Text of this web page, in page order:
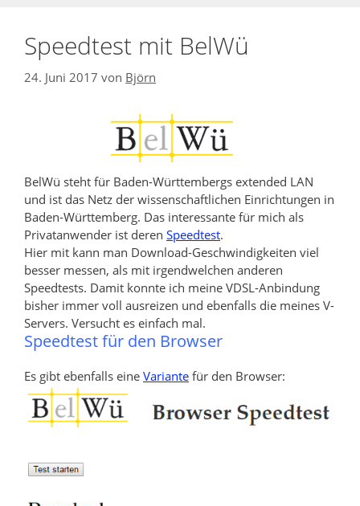
Speedtest mit BelWü
24. Juni 2017 von Björn
BelWü steht für Baden-Württembergs extended LAN
und ist das Netz der wissenschaftlichen Einrichtungen in
Baden-Württemberg. Das interessante für mich als
Privatanwender ist deren Speedtest.
Hier mit kann man Download-Geschwindigkeiten viel
besser messen, als mit irgendwelchen anderen
Speedtests. Damit konnte ich meine VDSL-Anbindung
bisher immer voll ausreizen und ebenfalls die meines V-
Servers. Versucht es einfach mal.
Speedtest für den Browser
Es gibt ebenfalls eine Variante für den Browser: